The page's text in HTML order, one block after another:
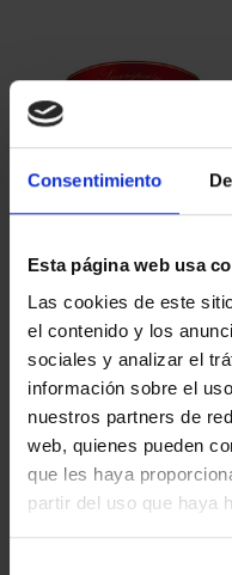
Consentimiento
Esta página web usa
Las cookies de este
el contenido y los
sociales y analizar el
información sobre el
nuestros partners de
web, quienes pueden
que les haya
partir del uso que haya
SUSCRIPCIÓN
CAPITALES DE
PROVINCIA 1
949,00 €
Sólo para usuarios
registrados